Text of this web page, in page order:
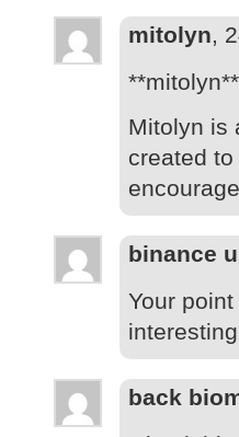
mitolyn,
**mitolyn**
Mitolyn is
created
binance
Your
back